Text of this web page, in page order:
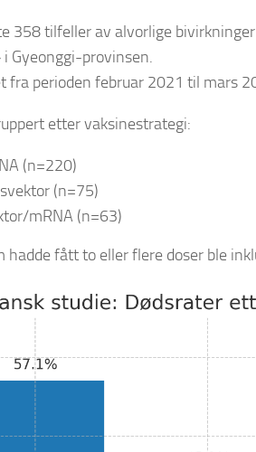
358 tilfeller av alvorlige
Gyeonggi-provinsen.
fra perioden februar 2021 til mars
etter vaksinestrategi:
(n=220)
(n=75)
mRNA (n=63)
hadde fått to eller flere doser ble